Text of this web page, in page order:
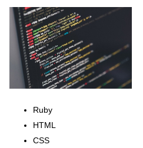
Ruby
HTML
CSS